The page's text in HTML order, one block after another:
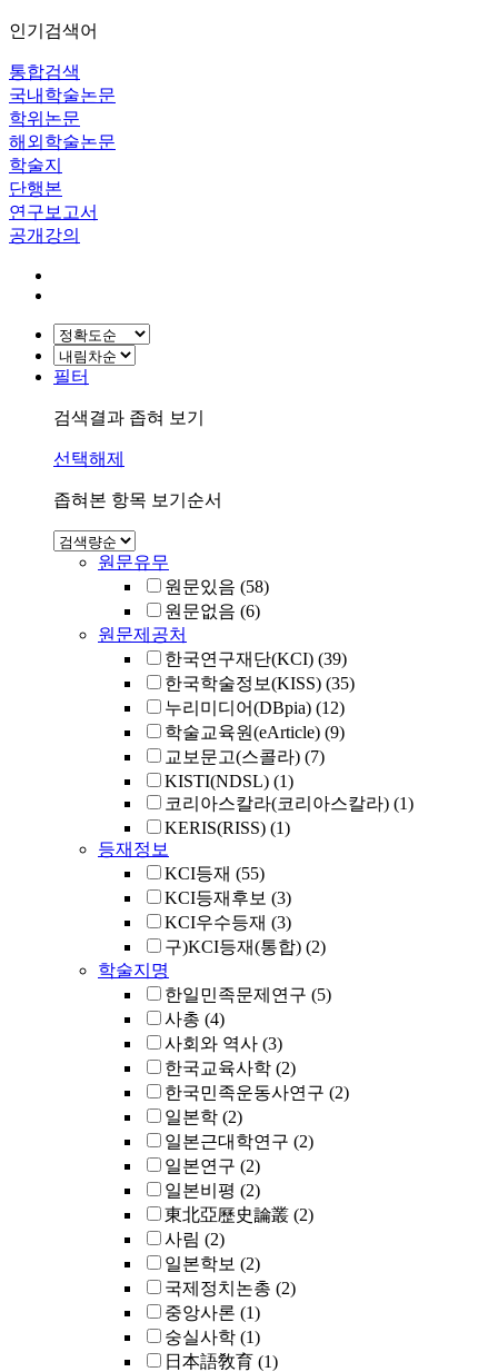
인기검색어
통합검색
국내학술논문
학위논문
해외학술논문
학술지
단행본
연구보고서
공개강의
필터
검색결과 좁혀 보기
선택해제
좁혀본 항목 보기순서
원문유무
원문있음 (58)
원문없음 (6)
원문제공처
한국연구재단(KCI) (39)
한국학술정보(KISS) (35)
누리미디어(DBpia) (12)
학술교육원(eArticle) (9)
교보문고(스콜라) (7)
KISTI(NDSL) (1)
코리아스칼라(코리아스칼라) (1)
KERIS(RISS) (1)
등재정보
KCI등재 (55)
KCI등재후보 (3)
KCI우수등재 (3)
구)KCI등재(통합) (2)
학술지명
한일민족문제연구 (5)
사총 (4)
사회와 역사 (3)
한국교육사학 (2)
한국민족운동사연구 (2)
일본학 (2)
일본근대학연구 (2)
일본연구 (2)
일본비평 (2)
東北亞歷史論叢 (2)
사림 (2)
일본학보 (2)
국제정치논총 (2)
중앙사론 (1)
숭실사학 (1)
日本語敎育 (1)